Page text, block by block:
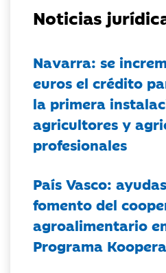
Noticias
Navarra: se
euros el crédito
la primera
agricultores y
profesionales
País Vasco:
fomento del
agroalimentario
Programa